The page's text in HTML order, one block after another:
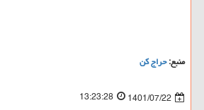
منبع:حراج كن
1401/07/22
13:23:28